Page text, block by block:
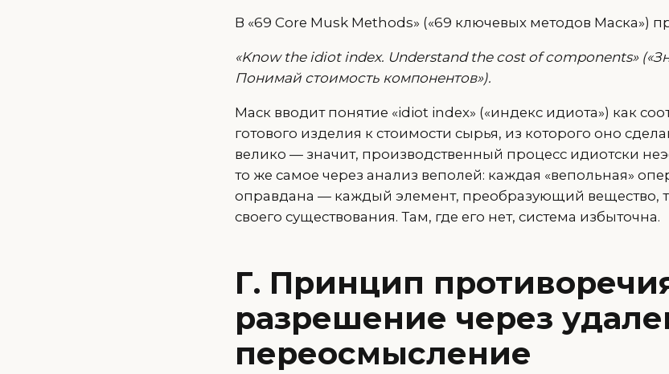
В «69 Core Musk Methods» («69 ключевых методов Маска»)
«Know the idiot index. Understand the cost of components»
Понимай стоимость компонентов»).
Маск вводит понятие «idiot index» («индекс идиота») как
готового изделия к стоимости сырья, из которого оно
велико — значит, производственный процесс идиотски
то же самое через анализ веполей: каждая «вепольная»
оправдана — каждый элемент, преобразующий вещество,
своего существования. Там, где его нет, система избыточна.
Г. Принцип
разрешение через
переосмысление